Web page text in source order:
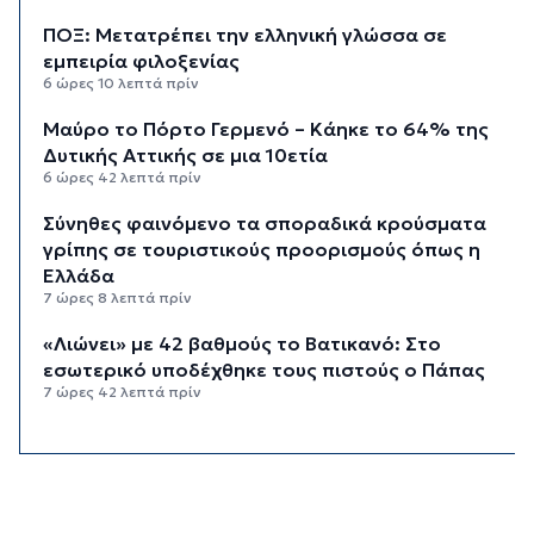
ΠΟΞ: Μετατρέπει την ελληνική γλώσσα σε
εμπειρία φιλοξενίας
6 ώρες 10 λεπτά πρίν
Μαύρο το Πόρτο Γερμενό – Κάηκε το 64% της
Δυτικής Αττικής σε μια 10ετία
6 ώρες 42 λεπτά πρίν
Σύνηθες φαινόμενο τα σποραδικά κρούσματα
γρίπης σε τουριστικούς προορισμούς όπως η
Ελλάδα
7 ώρες 8 λεπτά πρίν
«Λιώνει» με 42 βαθμούς το Βατικανό: Στο
εσωτερικό υποδέχθηκε τους πιστούς ο Πάπας
7 ώρες 42 λεπτά πρίν